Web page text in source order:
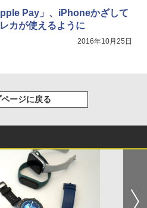
Pay」、iPhoneかざして
カが使えるように
2016年10月25日
ページに戻る